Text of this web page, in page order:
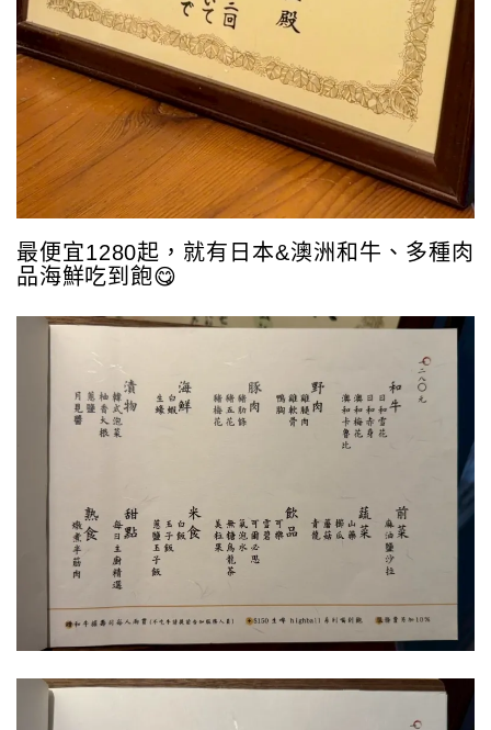
最便宜1280起，就有日本&澳洲和牛、多種肉
品海鮮吃到飽😋